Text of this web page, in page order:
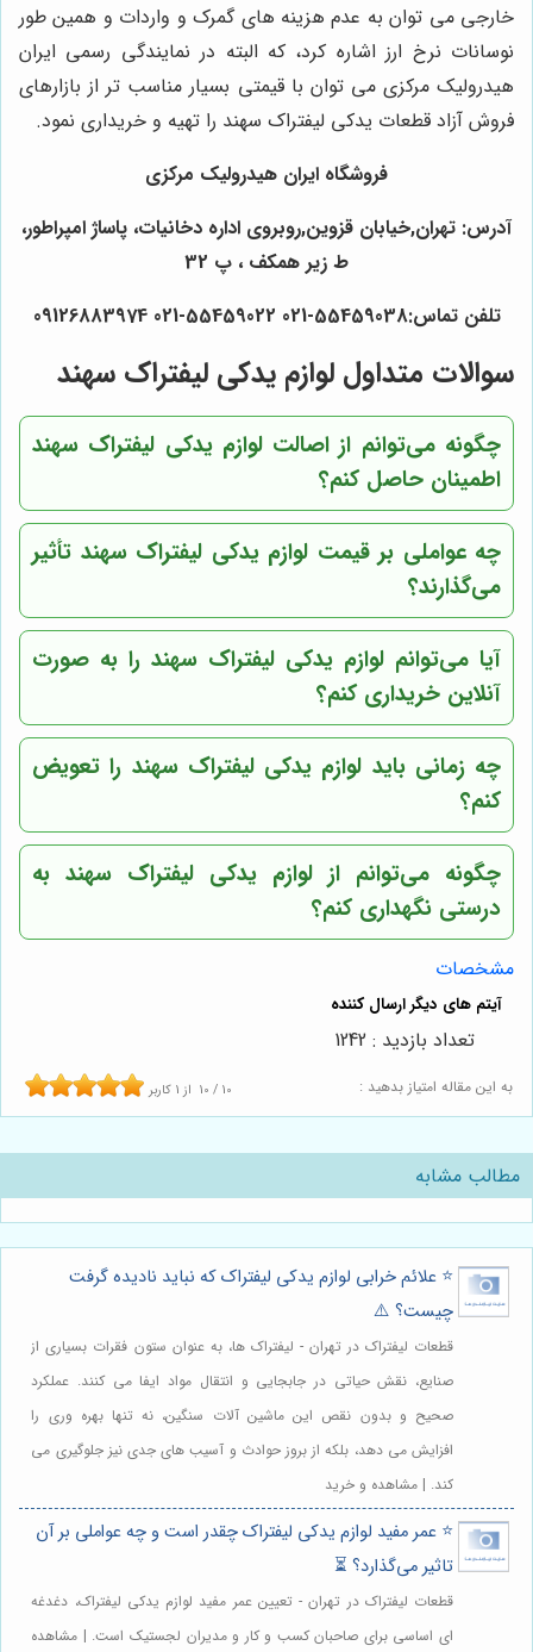
خارجی می توان به عدم هزینه های گمرک و واردات و همین طور
نوسانات نرخ ارز اشاره کرد، که البته در نمایندگی رسمی ایران
هیدرولیک مرکزی می توان با قیمتی بسیار مناسب تر از بازارهای
فروش آزاد قطعات یدکی لیفتراک سهند را تهیه و خریداری نمود.
فروشگاه ایران هیدرولیک مرکزی
آدرس: تهران,خیابان قزوین,روبروی اداره دخانیات، پاساژ امپراطور،
ط زیر همکف ، پ 32
تلفن تماس:55459038-021 55459022-021 09126883974
سوالات متداول لوازم یدکی لیفتراک سهند
چگونه می‌توانم از اصالت لوازم یدکی لیفتراک سهند
اطمینان حاصل کنم؟
چه عواملی بر قیمت لوازم یدکی لیفتراک سهند تأثیر
می‌گذارند؟
آیا می‌توانم لوازم یدکی لیفتراک سهند را به صورت
آنلاین خریداری کنم؟
چه زمانی باید لوازم یدکی لیفتراک سهند را تعویض
کنم؟
چگونه می‌توانم از لوازم یدکی لیفتراک سهند به
درستی نگهداری کنم؟
مشخصات
به این مقاله امتیاز بدهید : 10 / 10 از 1 کاربر
تعداد بازدید : 1242
مطالب مشابه
⭐️ علائم خرابی لوازم یدکی لیفتراک که نباید نادیده گرفت
چیست؟ ⚠️
قطعات لیفتراک در تهران - لیفتراک ها، به عنوان ستون فقرات بسیاری از
صنایع، نقش حیاتی در جابجایی و انتقال مواد ایفا می کنند. عملکرد
صحیح و بدون نقص این ماشین آلات سنگین، نه تنها بهره وری را
افزایش می دهد، بلکه از بروز حوادث و آسیب های جدی نیز جلوگیری می
کند. | مشاهده و خرید
⭐️ عمر مفید لوازم یدکی لیفتراک چقدر است و چه عواملی بر آن
تاثیر می‌گذارد؟ ⏳
قطعات لیفتراک در تهران - تعیین عمر مفید لوازم یدکی لیفتراک، دغدغه
ای اساسی برای صاحبان کسب و کار و مدیران لجستیک است. | مشاهده